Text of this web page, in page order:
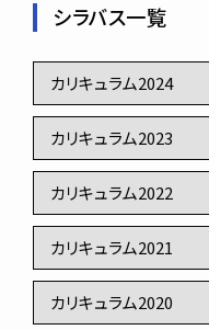
シラバス一覧
カリキュラム2024
カリキュラム2023
カリキュラム2022
カリキュラム2021
カリキュラム2020